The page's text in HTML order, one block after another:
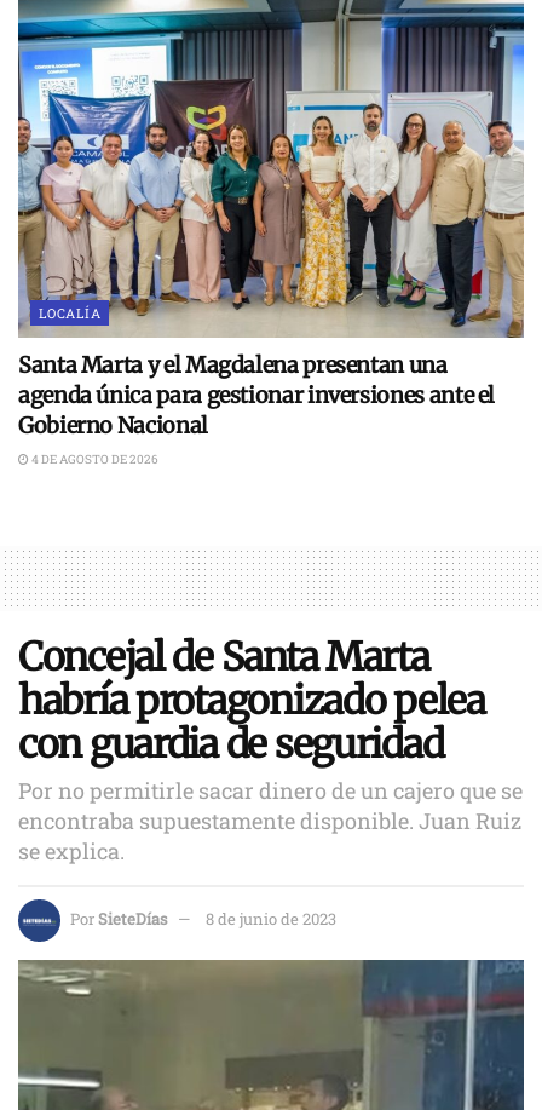
LOCALÍA
Santa Marta y el Magdalena presentan una
agenda única para gestionar inversiones ante el
Gobierno Nacional
4 DE AGOSTO DE 2026
Concejal de Santa Marta
habría protagonizado pelea
con guardia de seguridad
Por no permitirle sacar dinero de un cajero que se
encontraba supuestamente disponible. Juan Ruiz
se explica.
PorSieteDías 8 de junio de 2023